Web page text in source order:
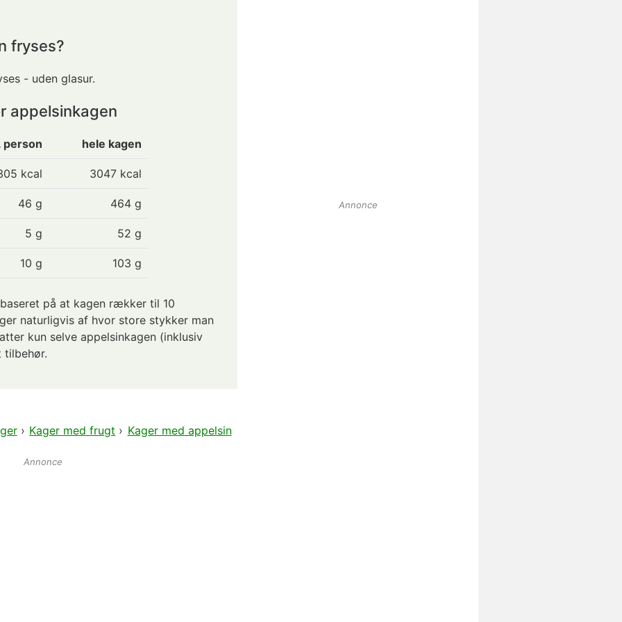
fryses?
- uden glasur.
appelsinkagen
person hele kagen
kcal 3047 kcal
46 g 464 g
5 g 52 g
10 g 103 g
på at kagen rækker til 10
naturligvis af hvor store stykker man
kun selve appelsinkagen (inklusiv
tilbehør.
› Kager med frugt › Kager med appelsin
Annonce
Annonce